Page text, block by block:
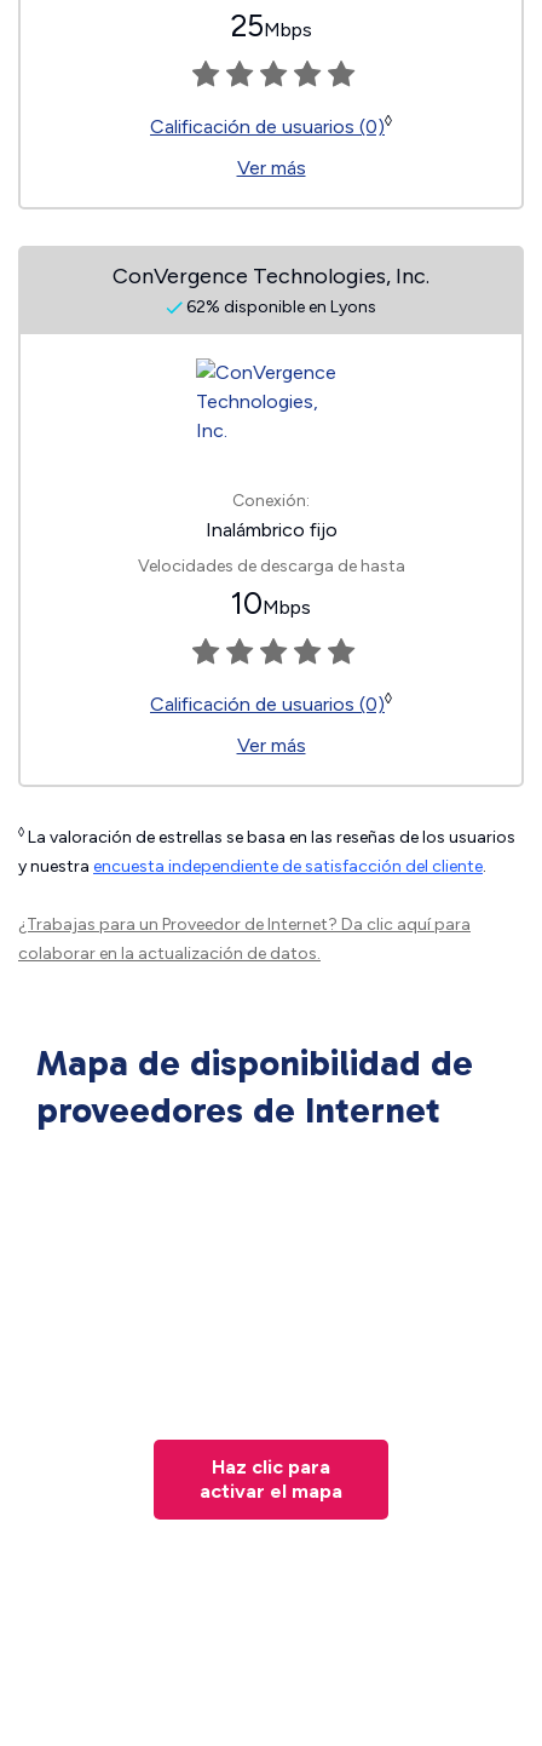
25Mbps
Calificación de usuarios (0)◊
Ver más
ConVergence Technologies, Inc.
62% disponible en Lyons
Conexión:
Inalámbrico fijo
Velocidades de descarga de hasta
10Mbps
Calificación de usuarios (0)◊
Ver más
◊ La valoración de estrellas se basa en las reseñas de los usuarios
y nuestra encuesta independiente de satisfacción del cliente.
¿Trabajas para un Proveedor de Internet? Da clic aquípara
colaborar en la actualización de datos.
Mapa de disponibilidad de
proveedores de Internet
Haz clic para
activar el mapa